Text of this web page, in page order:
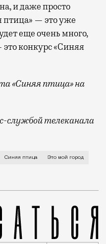
и даже просто
птица» — это уже
еще очень много,
конкурс «Синяя
«Синяя птица» на
службой телеканала
об особенных
Синяя птица Это мой город